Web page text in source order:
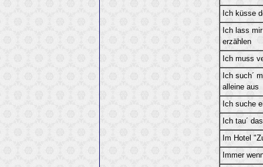
Ich küsse
Ich lass
erzählen
Ich muss
Ich such´
alleine aus
Ich suche
Ich tau´
Im Hotel
Immer